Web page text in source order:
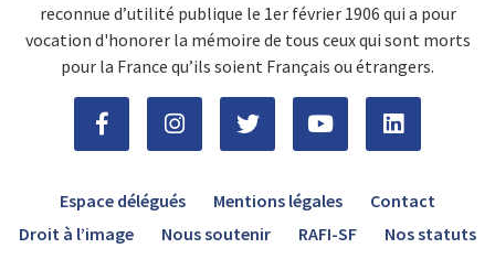
reconnue d’utilité publique le 1er février 1906 qui a pour
vocation d'honorer la mémoire de tous ceux qui sont morts
pour la France qu’ils soient Français ou étrangers.
Espace délégués Mentions légales
Contact
Droit à l’image
Nous soutenir RAFI-SF Nos statuts